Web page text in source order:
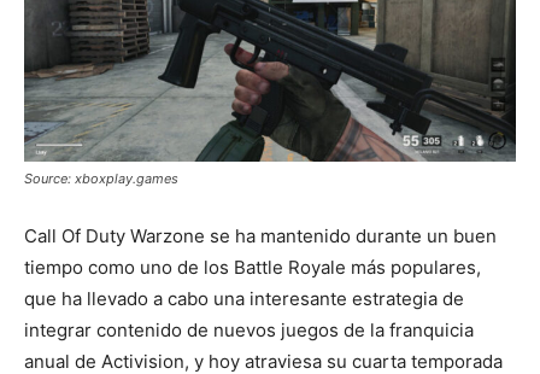
Source: xboxplay.games
Call Of Duty Warzone se ha mantenido durante un buen
tiempo como uno de los Battle Royale más populares,
que ha llevado a cabo una interesante estrategia de
integrar contenido de nuevos juegos de la franquicia
anual de Activision, y hoy atraviesa su cuarta temporada